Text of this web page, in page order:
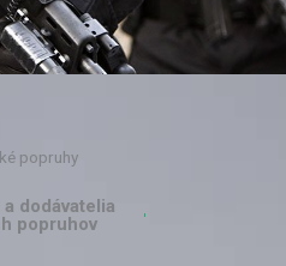
popruhy
dodávatelia
popruhov